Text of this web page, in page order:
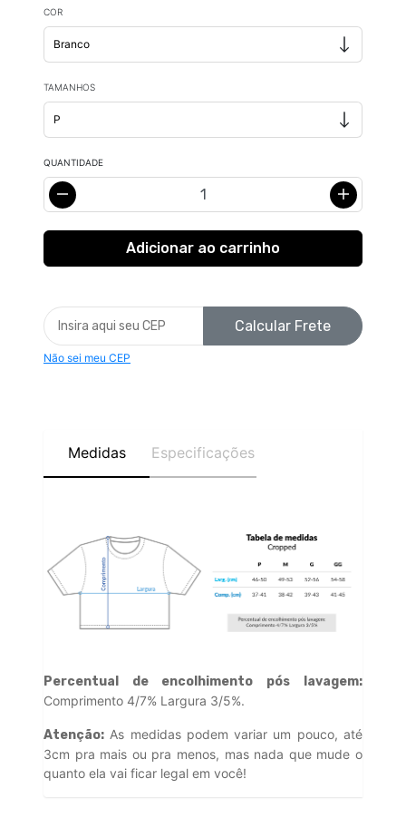
COR
TAMANHOS
QUANTIDADE
Calcular Frete
Não sei meu CEP
Medidas Especificações
Percentual de encolhimento pós lavagem:
Comprimento 4/7% Largura 3/5%.
Atenção: As medidas podem variar um pouco, até
3cm pra mais ou pra menos, mas nada que mude o
quanto ela vai ficar legal em você!